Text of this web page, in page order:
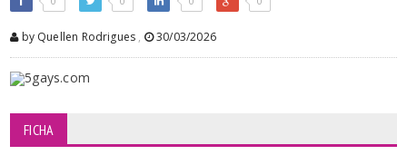
by Quellen Rodrigues , 30/03/2026
FICHA